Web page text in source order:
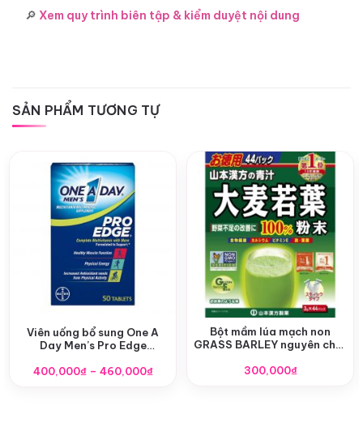
🔎 Xem quy trình biên tập & kiểm duyệt nội dung
SẢN PHẨM TƯƠNG TỰ
Viên uống bổ sung One A
Day Men’s Pro Edge
400,000₫ – 460,000₫Khoảng
Bột mầm lúa mạch non
GRASS BARLEY nguyên chất
300,000₫